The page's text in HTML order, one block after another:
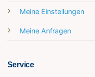
Meine Einstellungen
Meine Anfragen
Service